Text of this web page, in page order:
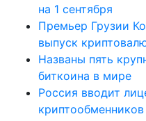
на 1 сентября
Премьер Грузии
выпуск
Названы пять
биткоина в мире
Россия вводит